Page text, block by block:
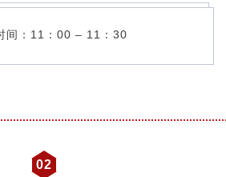
间：11：00 – 11：30
02